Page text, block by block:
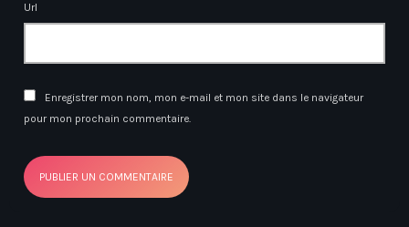
Url
Enregistrer mon nom, mon e-mail et mon site dans le navigateur
pour mon prochain commentaire.